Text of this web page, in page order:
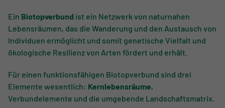
Ein Biotopverbund ist ein Netzwerk von naturnahen
Lebensräumen, das die Wanderung und den Austausch von
Individuen ermöglicht und somit genetische Vielfalt und
ökologische Resilienz von Arten fördert und erhält.
Für einen funktionsfähigen Biotopverbund sind drei
Elemente wesentlich: Kernlebensräume,
Verbundelemente und die umgebende Landschaftsmatrix.